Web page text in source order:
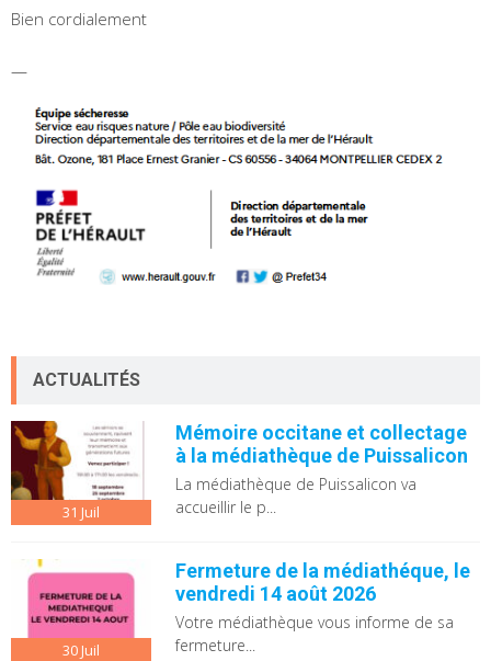
Bien cordialement
—
ACTUALITÉS
31 Juil
Mémoire occitane et collectage
à la médiathèque de Puissalicon
La médiathèque de Puissalicon va
accueillir le p...
30Juil
Fermeture de la médiathéque, le
vendredi 14 août 2026
Votre médiathèque vous informe de sa
fermeture...